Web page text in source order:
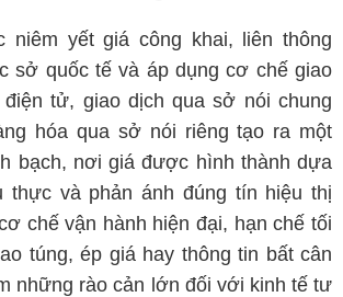
niêm yết giá công khai, liên thông
sở quốc tế và áp dụng cơ chế giao
tử, giao dịch qua sở nói chung
hóa qua sở nói riêng tạo ra một
bạch, nơi giá được hình thành dựa
thực và phản ánh đúng tín hiệu thị
chế vận hành hiện đại, hạn chế tối
túng, ép giá hay thông tin bất cân
những rào cản lớn đối với kinh tế tư